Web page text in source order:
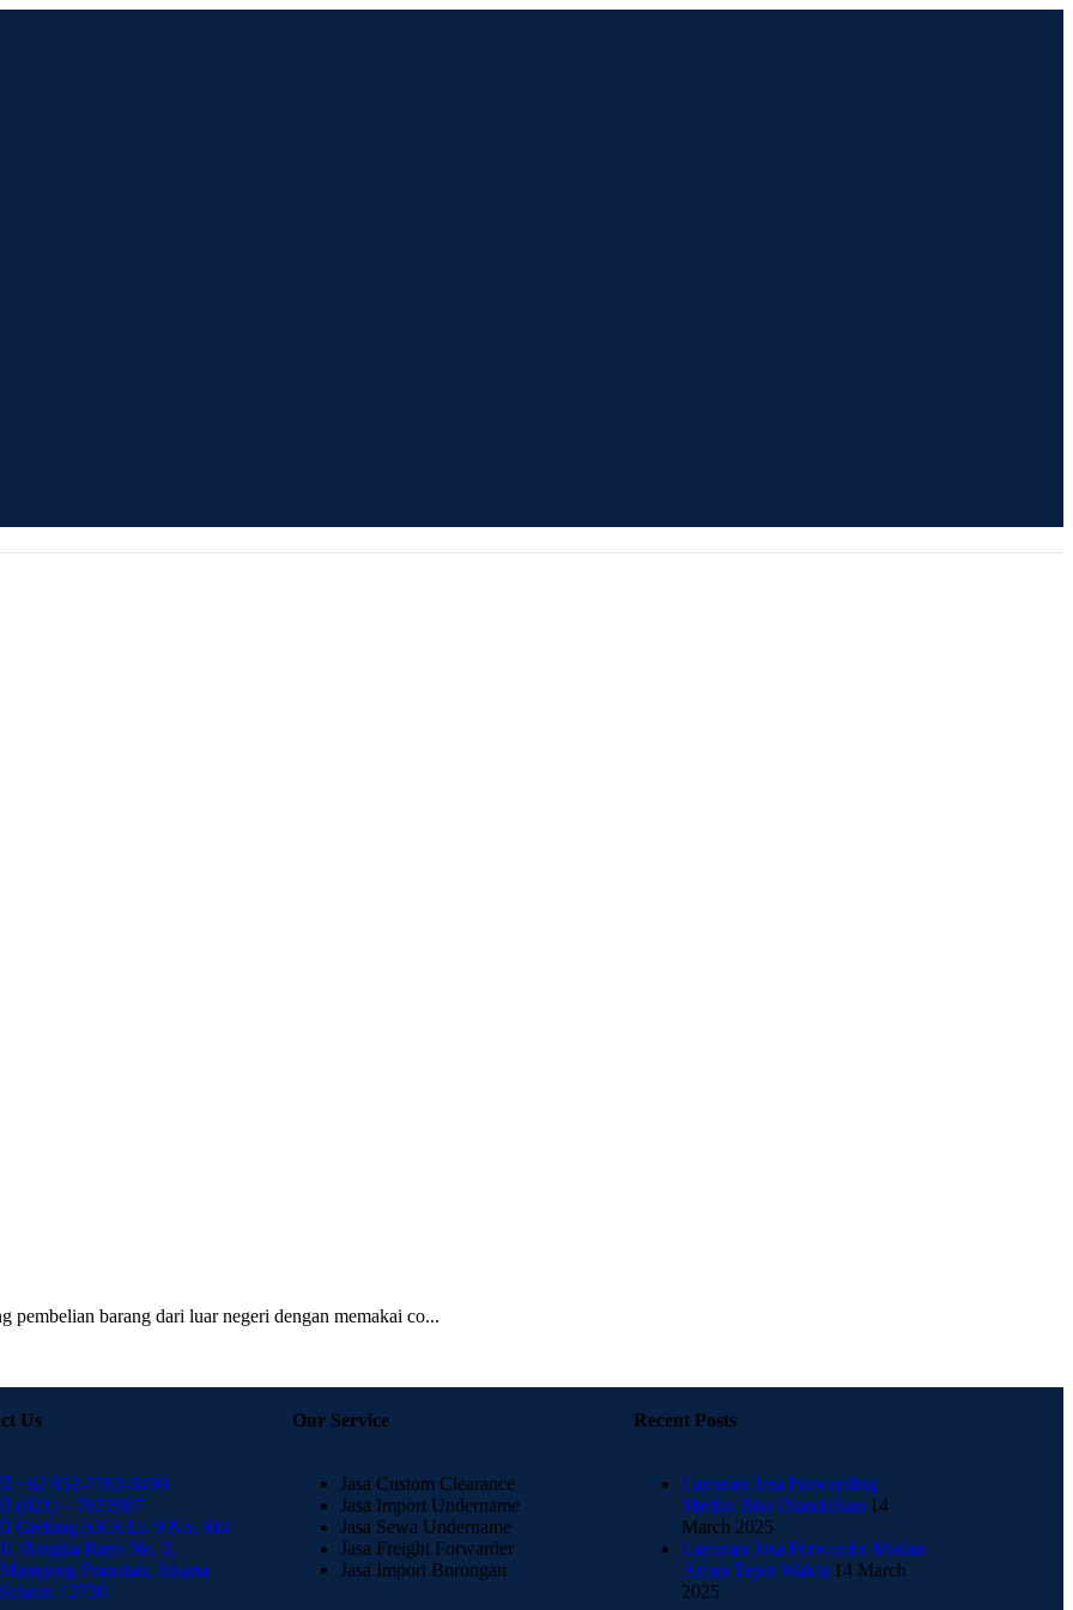
barang dari luar negeri dengan memakai co...
Us
+62 852-7763-6499
(021) – 7822987
Gedung AKA Lt. 9 No. 914 |
Jl. Bangka Raya No. 2,
Mampang Prapatan, Jakarta
Selatan 12730
Our Service
Jasa Custom Clearance
Jasa Import Undername
Jasa Sewa Undername
Jasa Freight Forwarder
Jasa Import Borongan
Recent Posts
Layanan Jasa Forwarding
Medan Bisa Diandalkan 14
March 2025
Layanan Jasa Forwarder Medan
Aman Tepat Waktu 14 March
2025